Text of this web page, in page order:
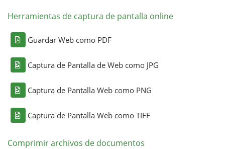
Herramientas de captura de pantalla online
Guardar Web como PDF
Captura de Pantalla de Web como JPG
Captura de Pantalla Web como PNG
Captura de Pantalla Web como TIFF
Comprimir archivos de documentos